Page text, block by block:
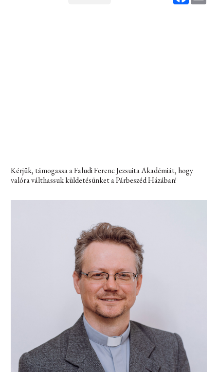
Kérjük, támogassa a Faludi Ferenc Jezsuita Akadémiát, hogy
valóra válthassuk küldetésünket a Párbeszéd Házában!